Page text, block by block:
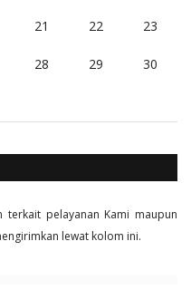
21 22 23
28 29 30
pelayanan Kami maupun
lewat kolom ini.